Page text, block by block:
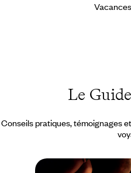
Le
Conseils pratiques, témoignages